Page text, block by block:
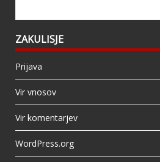
ZAKULISJE
Prijava
Vir vnosov
Vir komentarjev
WordPress.org